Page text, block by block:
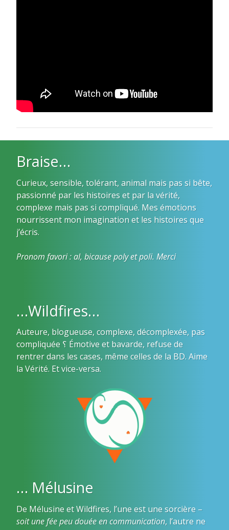
Braise…
Curieux, sensible, tolérant, animal mais pas si bête,
passionné par les histoires et par la vérité,
complexe mais pas si compliqué. Mes émotions
nourrissent mon imagination et les histoires que
j’écris.
Pronom favori : al, bicause poly et poli. Merci
…Wildfires…
Auteure, blogueuse, complexe, décomplexée, pas
compliquée ؟ Émotive et bavarde, refuse de
rentrer dans les cases, même celles de la BD. Aime
la Vérité. Et vice-versa.
… Mélusine
De Mélusine et Wildfires, l’une est une sorcière –
soit une fée peu douée en communication, l’autre ne